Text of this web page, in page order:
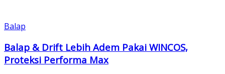
Balap
Balap & Drift Lebih Adem Pakai WINCOS,
Proteksi Performa Max